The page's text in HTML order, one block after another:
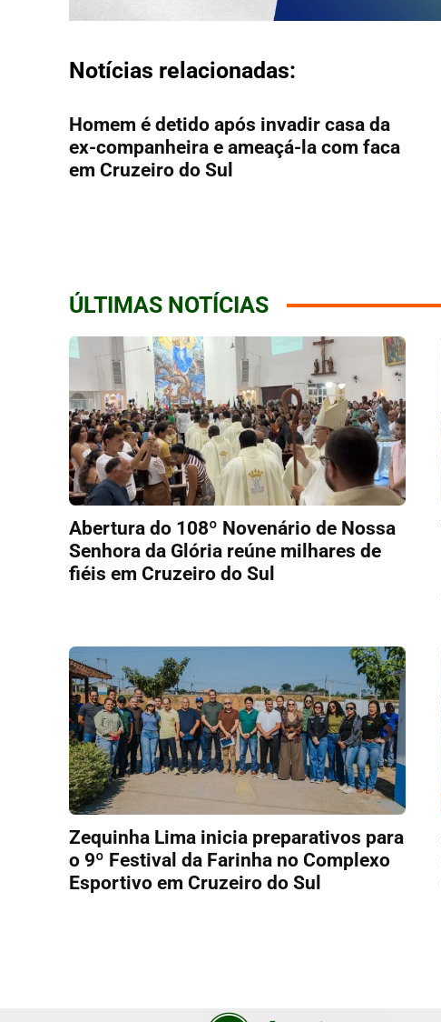
Notícias relacionadas:
Homem é detido após invadir casa da
ex-companheira e ameaçá-la com faca
em Cruzeiro do Sul
ÚLTIMAS NOTÍCIAS
Abertura do 108º Novenário de Nossa
Senhora da Glória reúne milhares de
fiéis em Cruzeiro do Sul
Zequinha Lima inicia preparativos para
o 9º Festival da Farinha no Complexo
Esportivo em Cruzeiro do Sul